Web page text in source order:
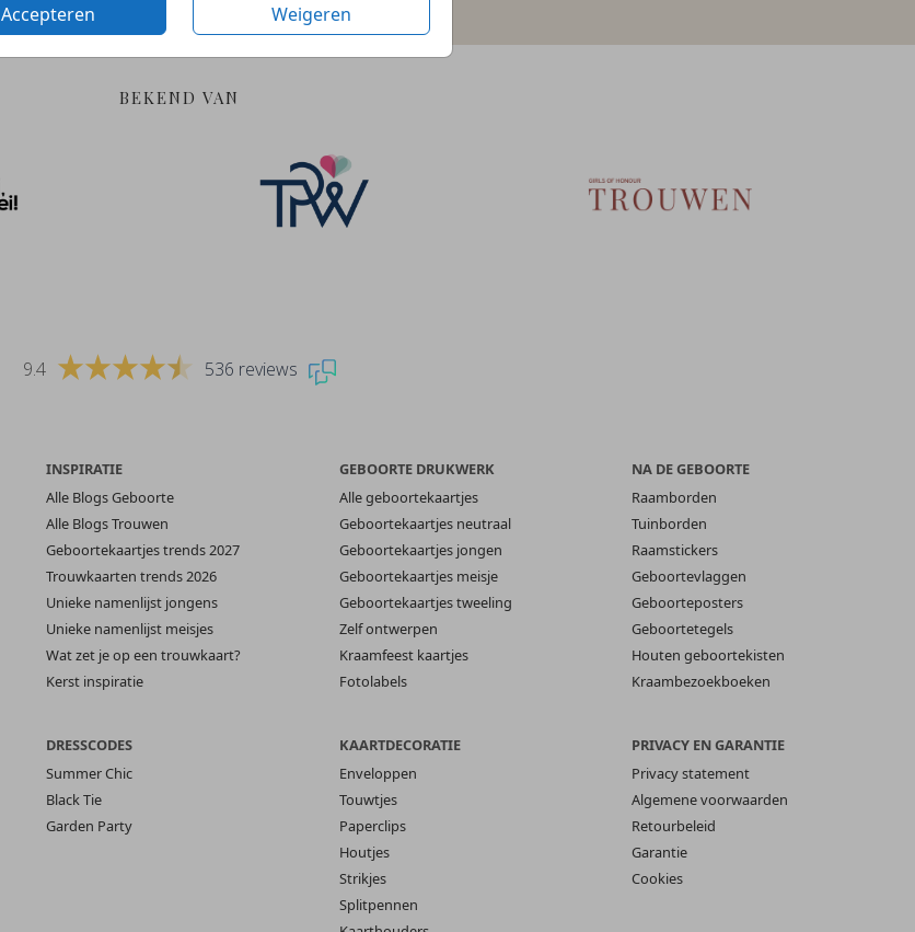
Accepteren Weigeren
BEKEND VAN
9.4 536 reviews
INSPIRATIE
Alle Blogs Geboorte
Alle Blogs Trouwen
Geboortekaartjes trends 2027
Trouwkaarten trends 2026
Unieke namenlijst jongens
Unieke namenlijst meisjes
Wat zet je op een trouwkaart?
Kerst inspiratie
GEBOORTE DRUKWERK
Alle geboortekaartjes
Geboortekaartjes neutraal
Geboortekaartjes jongen
Geboortekaartjes meisje
Geboortekaartjes tweeling
Zelf ontwerpen
Kraamfeest kaartjes
Fotolabels
NA DE GEBOORTE
Raamborden
Tuinborden
Raamstickers
Geboortevlaggen
Geboorteposters
Geboortetegels
Houten geboortekisten
Kraambezoekboeken
DRESSCODES
Summer Chic
Black Tie
Garden Party
KAARTDECORATIE
Enveloppen
Touwtjes
Paperclips
Houtjes
Strikjes
Splitpennen
PRIVACY EN GARANTIE
Privacy statement
Algemene voorwaarden
Retourbeleid
Garantie
Cookies